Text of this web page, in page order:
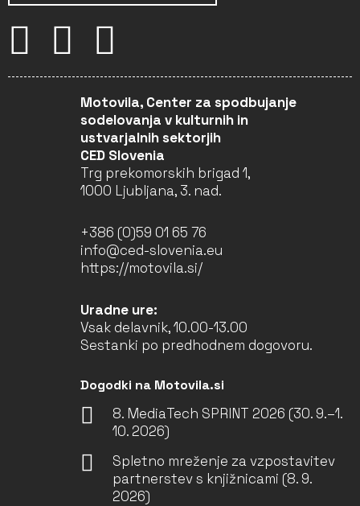
Motovila, Center za spodbujanje
sodelovanja v kulturnih in
ustvarjalnih sektorjih
CED Slovenia
Trg prekomorskih brigad 1,
1000 Ljubljana, 3. nad.
+386 (0)59 01 65 76
info@ced-slovenia.eu
https://motovila.si/
Uradne ure:
Vsak delavnik, 10.00-13.00
Sestanki po predhodnem dogovoru.
Dogodki na Motovila.si
8. MediaTech SPRINT 2026 (30. 9.–1.
10. 2026)
Spletno mreženje za vzpostavitev
partnerstev s knjižnicami (8. 9.
2026)